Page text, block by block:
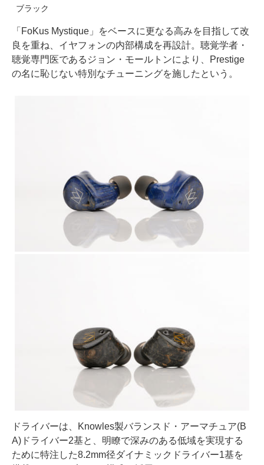
ブラック
「FoKus Mystique」をベースに更なる高みを目指して改
良を重ね、イヤフォンの内部構成を再設計。聴覚学者・
聴覚専門医であるジョン・モールトンにより、Prestige
の名に恥じない特別なチューニングを施したという。
ドライバーは、Knowles製バランスド・アーマチュア(B
A)ドライバー2基と、明瞭で深みのある低域を実現する
ために特注した8.2mm径ダイナミックドライバー1基を